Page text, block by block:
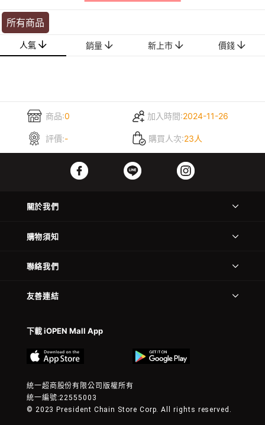
所有商品
人氣 銷量 新上市 價錢
商品:0 加入時間:2024-11-26
評價:- 購買人次:23人
關於我們
購物須知
聯絡我們
友善連結
下載 iOPEN Mall App
統一超商股份有限公司版權所有
統一編號:22555003
© 2023 President Chain Store Corp. All rights reserved.